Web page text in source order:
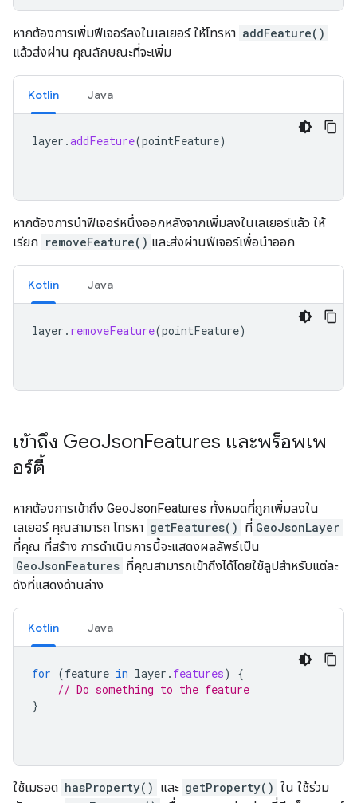
หากต้องการเพิ่มฟีเจอร์ลงในเลเยอร์ ให้โทรหา addFeature()
แล้วส่งผ่าน คุณลักษณะที่จะเพิ่ม
Kotlin Java
layer .addFeature(pointFeature)
หากต้องการนำฟีเจอร์หนึ่งออกหลังจากเพิ่มลงในเลเยอร์แล้ว ให้
เรียก removeFeature() และส่งผ่านฟีเจอร์เพื่อนำออก
Kotlin Java
layer . removeFeature(pointFeature)
เข้าถึง GeoJsonFeatures และพร็อพเพ
อร์ตี้
หากต้องการเข้าถึง GeoJsonFeatures ทั้งหมดที่ถูกเพิ่มลงใน
เลเยอร์ คุณสามารถ โทรหา getFeatures() ที่ GeoJsonLayer
ที่คุณ ที่สร้าง การดำเนินการนี้จะแสดงผลลัพธ์เป็น
GeoJsonFeatures ที่คุณสามารถเข้าถึงได้โดยใช้ลูปสำหรับแต่ละ
ดังที่แสดงด้านล่าง
Kotlin Java
for (feature in layer . features)
{
// Do something to the feature
}
ใช้เมธอด hasProperty() และ getProperty() ใน ใช้ร่วม